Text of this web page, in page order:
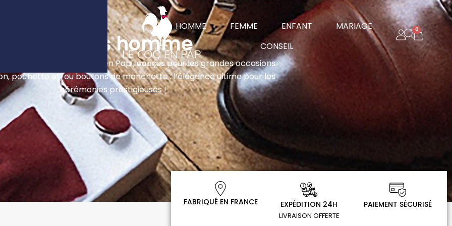
HOMMEOuvrir Homme
FEMME Ouvrir Femme
ENFANT Ouvrir Enfant
MARIAGE Ouvrir Mariage
CONSEIL
0
Panier
Coffrets homme
coffrets homme Le Coq en Pap’, conçus pour les grandes occasions.
pochette et/ou boutons de manchette : l’élégance ultime pour les
cérémonies prestigieuses !
FABRIQUÉ EN FRANCE EXPÉDITION 24H
LIVRAISON OFFERTE
PAIEMENT SÉCURISÉ